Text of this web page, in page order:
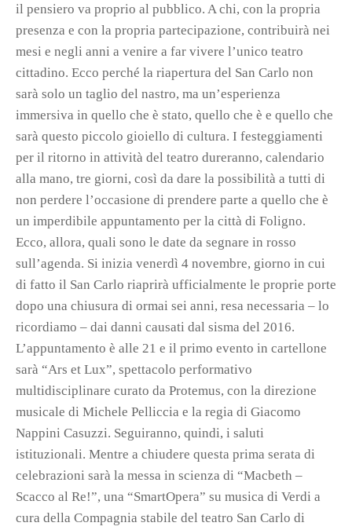
il pensiero va proprio al pubblico. A chi, con la propria
presenza e con la propria partecipazione, contribuirà nei
mesi e negli anni a venire a far vivere l’unico teatro
cittadino. Ecco perché la riapertura del San Carlo non
sarà solo un taglio del nastro, ma un’esperienza
immersiva in quello che è stato, quello che è e quello che
sarà questo piccolo gioiello di cultura. I festeggiamenti
per il ritorno in attività del teatro dureranno, calendario
alla mano, tre giorni, così da dare la possibilità a tutti di
non perdere l’occasione di prendere parte a quello che è
un imperdibile appuntamento per la città di Foligno.
Ecco, allora, quali sono le date da segnare in rosso
sull’agenda. Si inizia venerdì 4 novembre, giorno in cui
di fatto il San Carlo riaprirà ufficialmente le proprie porte
dopo una chiusura di ormai sei anni, resa necessaria – lo
ricordiamo – dai danni causati dal sisma del 2016.
L’appuntamento è alle 21 e il primo evento in cartellone
sarà “Ars et Lux”, spettacolo performativo
multidisciplinare curato da Protemus, con la direzione
musicale di Michele Pelliccia e la regia di Giacomo
Nappini Casuzzi. Seguiranno, quindi, i saluti
istituzionali. Mentre a chiudere questa prima serata di
celebrazioni sarà la messa in scienza di “Macbeth –
Scacco al Re!”, una “SmartOpera” su musica di Verdi a
cura della Compagnia stabile del teatro San Carlo di